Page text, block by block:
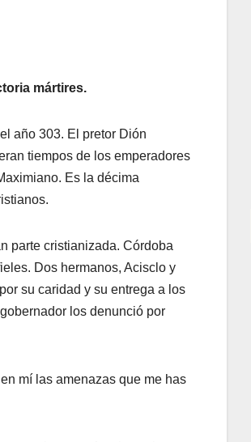
mártires.
año 303. El pretor Dión
tiempos de los emperadores
Es la décima
parte cristianizada. Córdoba
Dos hermanos, Acisclo y
su caridad y su entrega a los
los denunció por
mí las amenazas que me has